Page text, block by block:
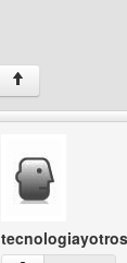
↑
tecnologiayotros